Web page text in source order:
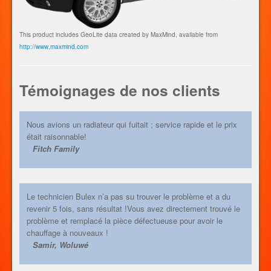
This product includes GeoLite data created by MaxMind, available from
http://www.maxmind.com
Témoignages de nos clients
Nous avions un radiateur qui fuitait ; service rapide et le prix
était raisonnable!
Fitch Family
Le technicien Bulex n’a pas su trouver le problème et a du
revenir 5 fois, sans résultat !Vous avez directement trouvé le
problème et remplacé la pièce défectueuse pour avoir le
chauffage à nouveaux !
Samir, Woluwé